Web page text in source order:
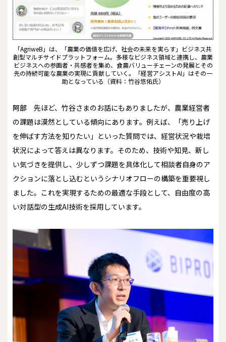
「AgriweB」は、「農業の価値を広げ、社会の未来を実らす」ビジネス共
創型マルチサイドプラットフォーム。多様なビジネス領域と連携し、農業
ビジネスへの参画者・共感者を集め、食農バリューチェーンの発展とその
先の持続可能な農業の実現に貢献していく。「経営アシストAI」はその一
助となっている（資料：竹谷悠佑氏）
阿部
先ほど、竹谷さまのお話にもありましたが、農業経営者
の課題は漠然としている傾向にあります。例えば、「売り上げ
を伸ばす方法を知りたい」といった質問では、経営状況や栽培
状況によって答えは異なります。そのため、技術や知見、新し
い気づきを提供し、少しずつ課題を具体化して相談者自身のア
クションに落とし込むというシナリオフローの構築を重要視し
ました。これを実現するための最適な手段として、自由度の高
い対話型の生成AI技術を採用しています。